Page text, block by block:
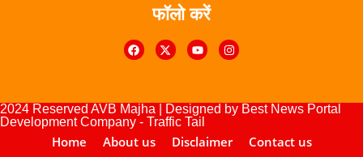
फॉलो करें
2024 Reserved AVB Majha | Designed by Best News Portal
Development Company - Traffic Tail
Home About us Disclaimer Contact us